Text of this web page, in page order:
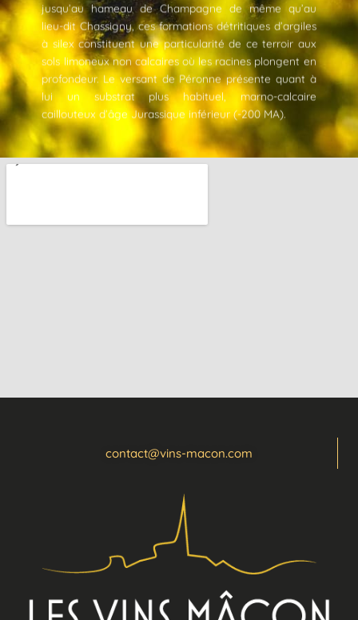
lieu-dit Chassigny, ces formations détritiques d’argiles
à silex constituent une particularité de ce terroir aux
sols limoneux non calcaires où les racines plongent en
profondeur. Le versant de Péronne présente quant à
lui un substrat plus habituel, marno-calcaire
caillouteux d’âge Jurassique inférieur (-200 MA).
contact@vins-macon.com